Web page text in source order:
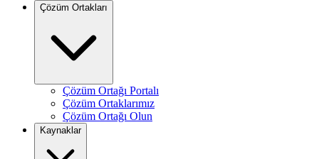
Çözüm Ortakları
Çözüm Ortağı Portalı
Çözüm Ortaklarımız
Çözüm Ortağı Olun
Kaynaklar